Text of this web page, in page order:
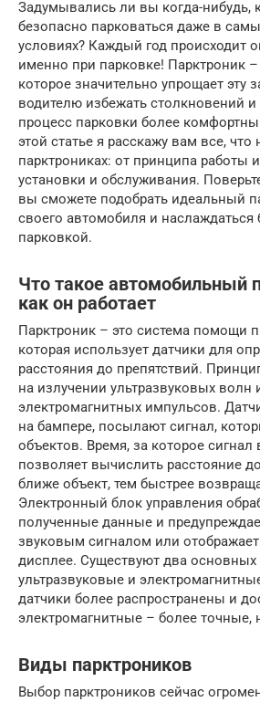
Задумывались ли вы когда-нибудь,
безопасно парковаться даже в
условиях? Каждый год происходит
именно при парковке! Парктроник –
которое значительно упрощает эту
водителю избежать столкновений и
процесс парковки более
этой статье я расскажу вам все, что
парктрониках: от принципа работы
установки и обслуживания.
вы сможете подобрать идеальный
своего автомобиля и наслаждаться
парковкой.
Что такое автомобильный
как он работает
Парктроник – это система помощи
которая использует датчики для
расстояния до препятствий.
на излучении ультразвуковых волн
электромагнитных импульсов.
на бампере, посылают сигнал,
объектов. Время, за которое сигнал
позволяет вычислить расстояние
ближе объект, тем быстрее
Электронный блок управления
полученные данные и
звуковым сигналом или
дисплее. Существуют два основных
ультразвуковые и
датчики более распространены и
электромагнитные – более точные,
Виды парктроников
Выбор парктроников сейчас